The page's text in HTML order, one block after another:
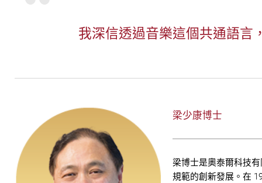
我深信透過音樂這個共通語言
梁少康博士
梁博士是奧泰爾科技
規範的創新發展。在